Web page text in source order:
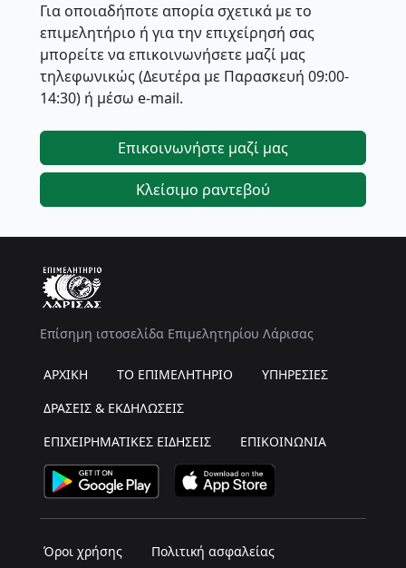
Για οποιαδήποτε απορία σχετικά με το
επιμελητήριο ή για την επιχείρησή σας
μπορείτε να επικοινωνήσετε μαζί μας
τηλεφωνικώς (Δευτέρα με Παρασκευή 09:00-
14:30) ή μέσω e-mail.
Επικοινωνήστε μαζί μας
Κλείσιμο ραντεβού
Επίσημη ιστοσελίδα Επιμελητηρίου Λάρισας
ΑΡΧΙΚΗ ΤΟ ΕΠΙΜΕΛΗΤΗΡΙΟ
ΥΠΗΡΕΣΙΕΣ
ΔΡΑΣΕΙΣ & ΕΚΔΗΛΩΣΕΙΣ
ΕΠΙΧΕΙΡΗΜΑΤΙΚΕΣ ΕΙΔΗΣΕΙΣ
ΕΠΙΚΟΙΝΩΝΙΑ
Όροι χρήσης Πολιτική ασφαλείας